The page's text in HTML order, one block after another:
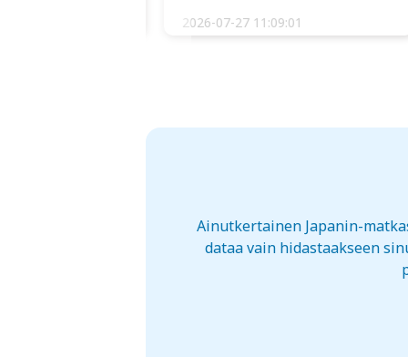
2026-07-27 11:09:01
Ainutkertainen Japanin-
dataa vain hidastaakseen